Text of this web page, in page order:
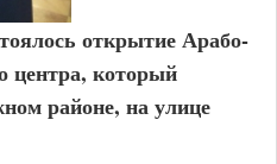
открытие Арабо-
центра, который
районе, на улице